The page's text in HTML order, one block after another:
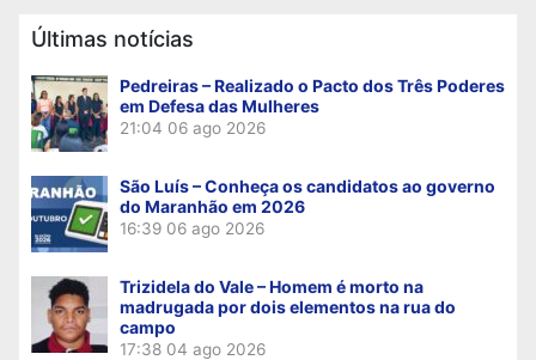
Últimas notícias
Pedreiras – Realizado o Pacto dos Três Poderes
em Defesa das Mulheres
21:04 06 ago 2026
São Luís – Conheça os candidatos ao governo
do Maranhão em 2026
16:39 06 ago 2026
Trizidela do Vale – Homem é morto na
madrugada por dois elementos na rua do
campo
17:38 04 ago 2026